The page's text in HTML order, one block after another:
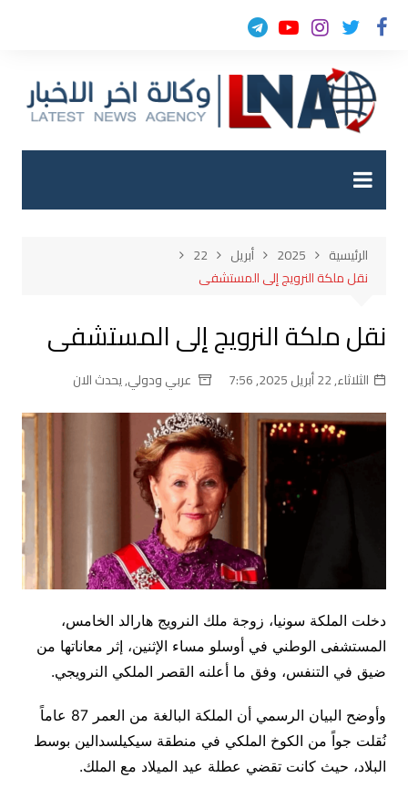
التجاوز
الرئيسية 2025 أبريل
22
نقل ملكة النرويج إلى المستشفى
نقل ملكة النرويج إلى المستشفى
الثلاثاء, 22 أبريل 2025, 7:56 عربي ودولي,يحدث الان
دخلت الملكة سونيا، زوجة ملك النرويج هارالد الخامس،
المستشفى الوطني في أوسلو مساء الإثنين، إثر معاناتها من
ضيق في التنفس، وفق ما أعلنه القصر الملكي النرويجي.
وأوضح البيان الرسمي أن الملكة البالغة من العمر 87 عاماً
نُقلت جواً من الكوخ الملكي في منطقة سيكيلسدالين بوسط
البلاد، حيث كانت تقضي عطلة عيد الميلاد مع الملك.